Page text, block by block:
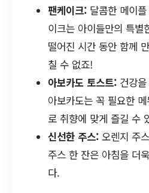
팬케이크: 달콤한 메이
이크는 아이들만의 특
떨어진 시간 동안 함께
칠 수 없죠!
아보카도 토스트: 건강
아보카도는 꼭 필요한
로 취향에 맞게 즐길 수
신선한 주스: 오렌지 주
주스 한 잔은 아침을 더
다.